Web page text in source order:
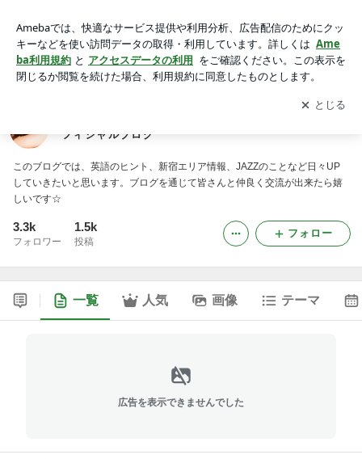
ャルブログアプリをダウンロードして ブログの更新通知
を受け取りまし
ょう。
開く
フィシャルブログ
このブログでは、英語のヒント、新宿エリア情報、JAZZのことなど日々UP
していきたいと思います。ブログを通じて皆さんと仲良く交流が出来たら嬉
しいです☆
3.3k
フォロワー
1.5k
投稿
フォロー
一覧 人気 画像 テーマ
広告を表示できませんでした